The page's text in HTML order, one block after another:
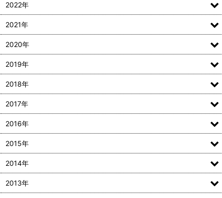
2022年
2021年
2020年
2019年
2018年
2017年
2016年
2015年
2014年
2013年